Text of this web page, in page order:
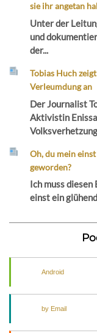
sie ihr angetan
Unter der
und
der...
Tobias Huch
Verleumdung an
Der Journalist
Aktivistin
Oh, du mein
geworden?
Ich muss diesen
einst ein
Android
by Email